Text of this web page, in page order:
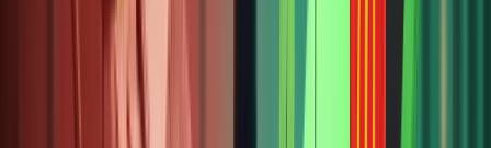
hóa, với